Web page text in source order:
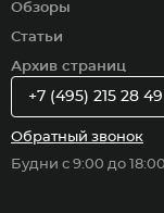
Обзоры
Статьи
Архив страниц
+7 (495) 215 28 49
Обратный звонок
Будни с 9:00 до 18:00